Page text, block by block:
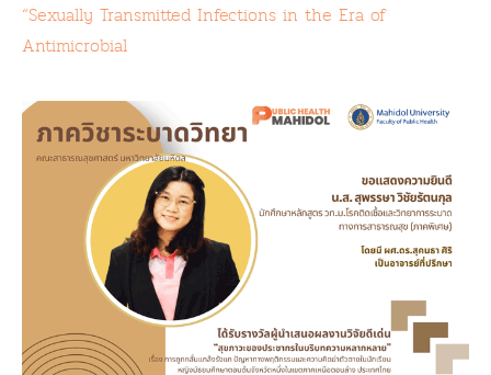
“Sexually Transmitted Infections in the Era of
Antimicrobial